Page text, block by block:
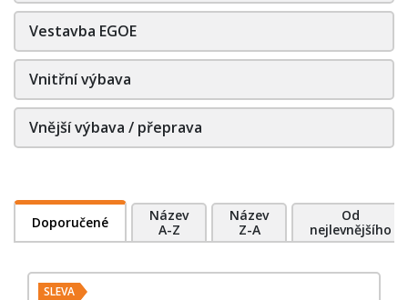
Vestavba EGOE
Vnitřní výbava
Vnější výbava / přeprava
Doporučené
Název
A-Z
Název
Z-A
Od
nejlevnějšího
SLEVA